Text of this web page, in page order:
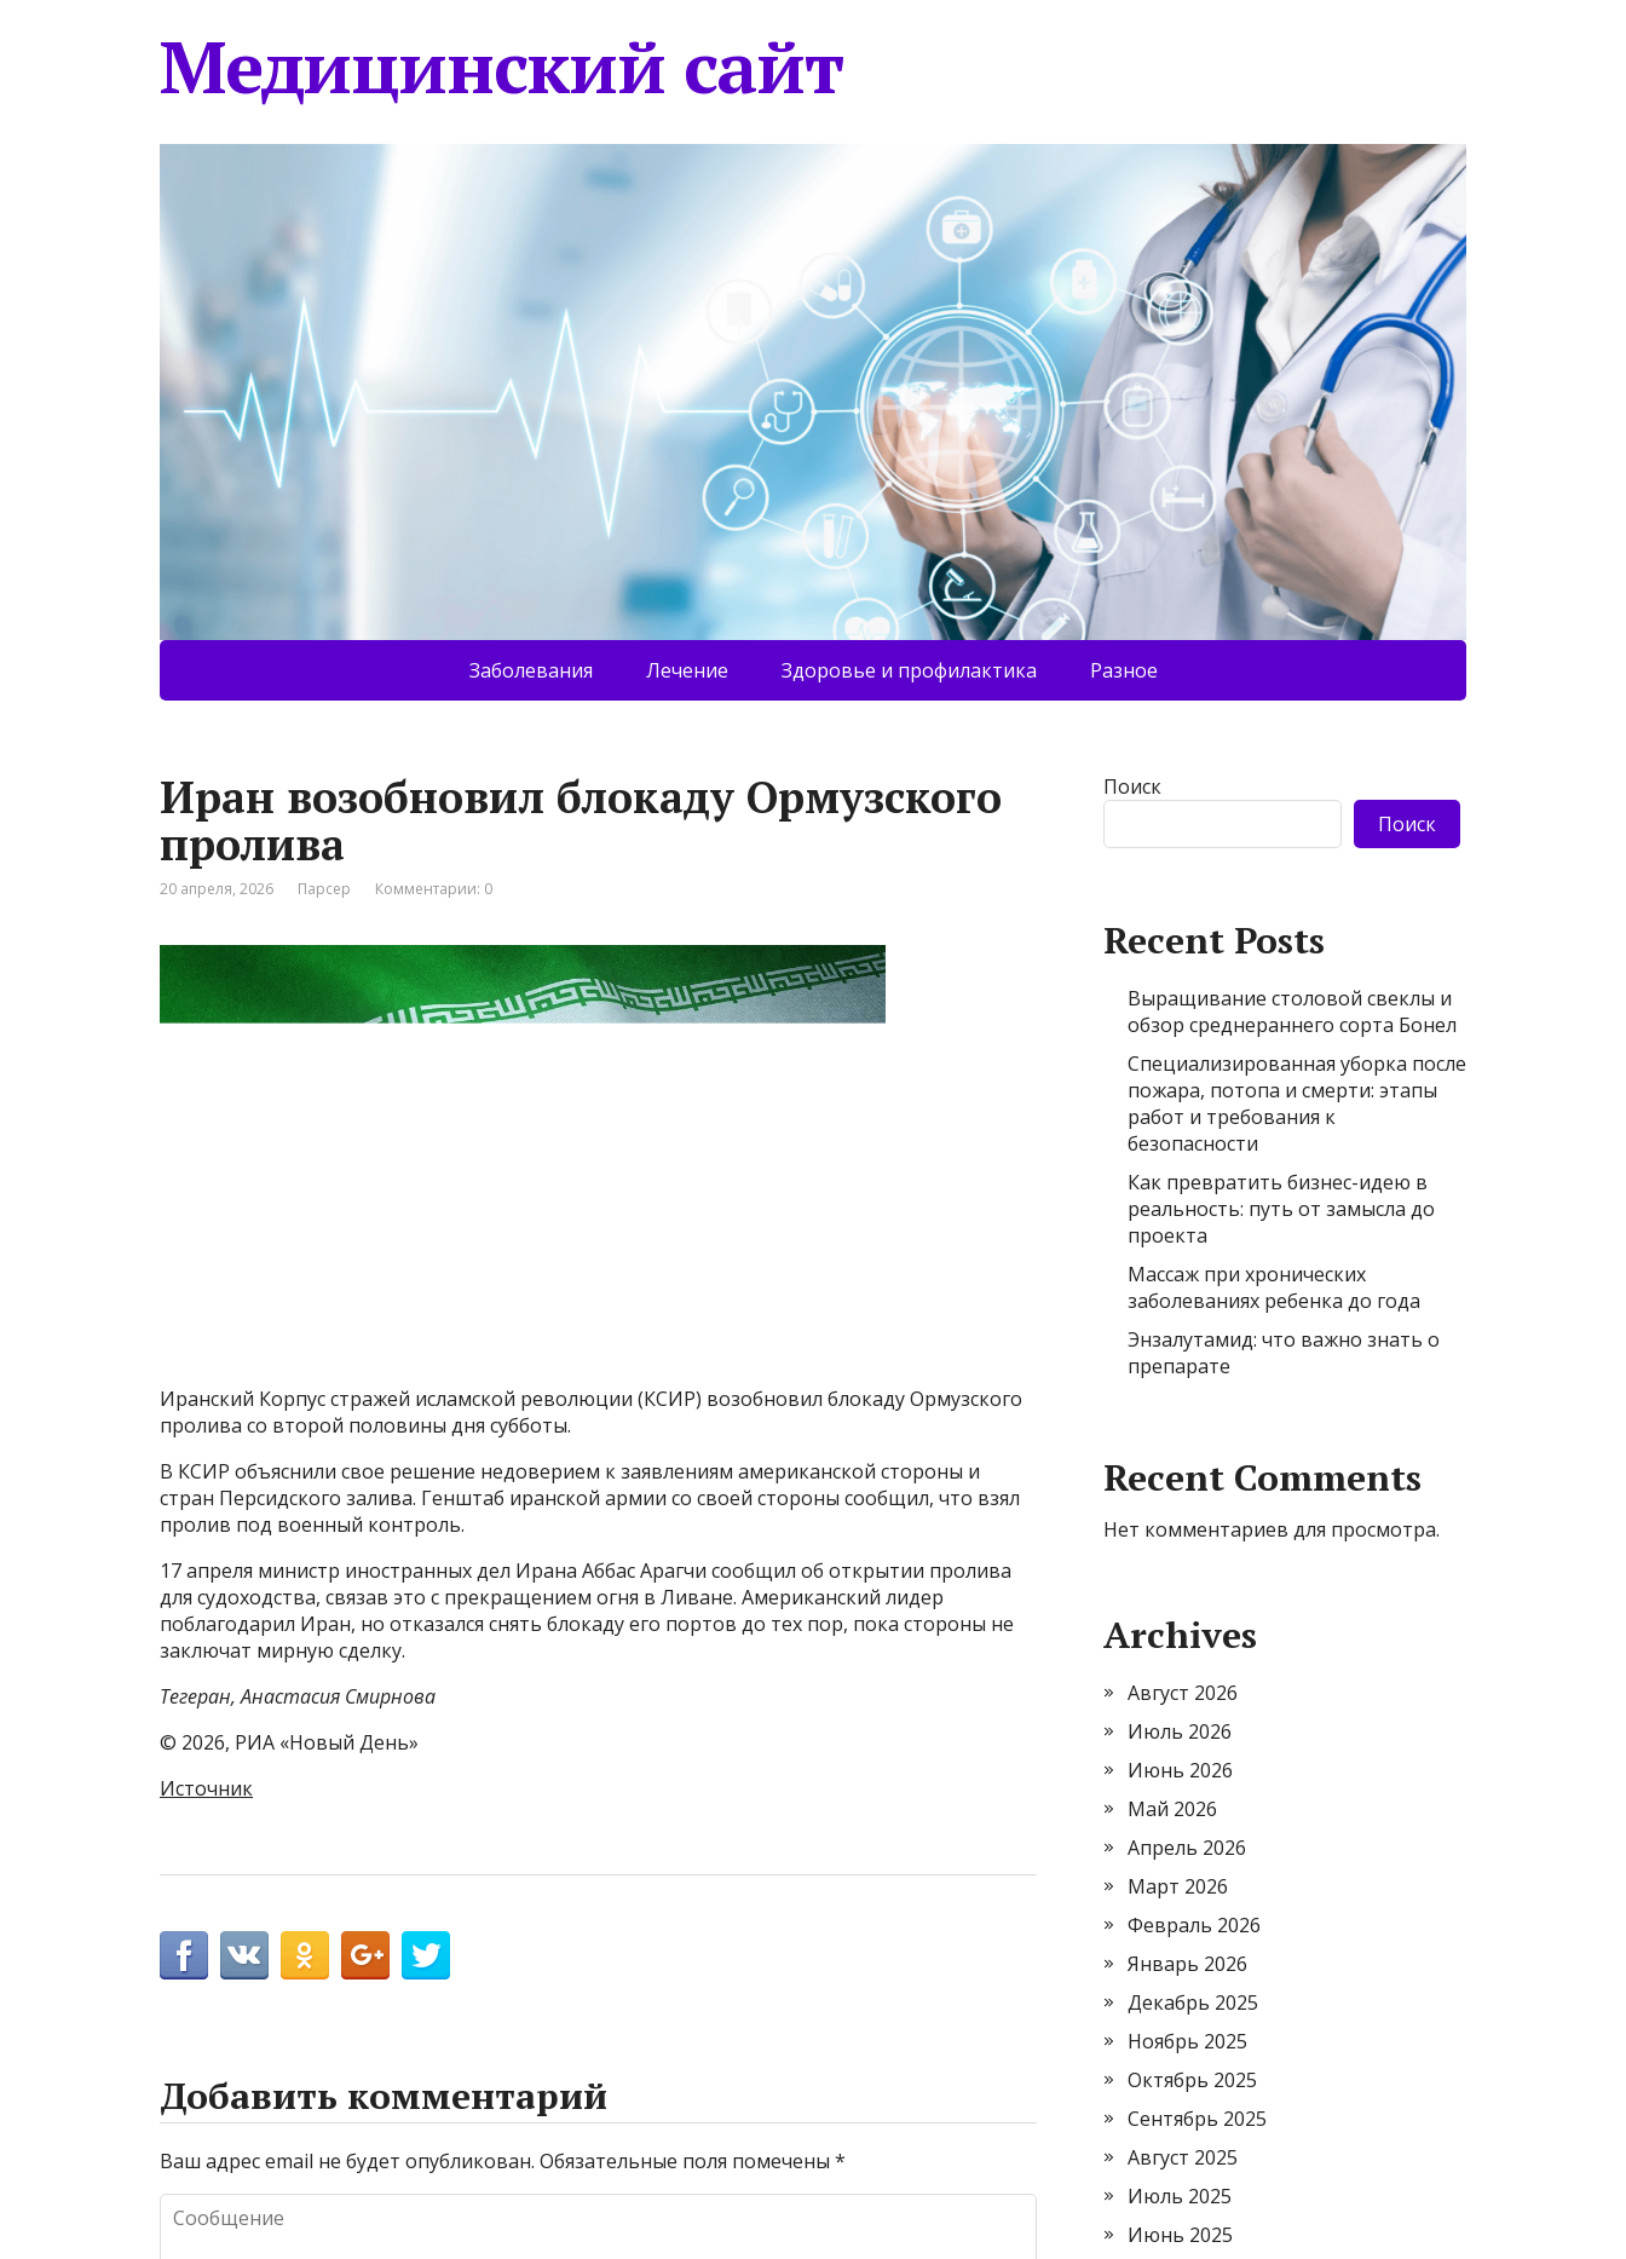
Медицинский сайт
Заболевания Лечение Здоровье и профилактика Разное
Иран возобновил блокаду Ормузского
пролива
20 апреля, 2026 Парсер Комментарии: 0
Иранский Корпус стражей исламской революции (КСИР) возобновил блокаду Ормузского
пролива со второй половины дня субботы.
В КСИР объяснили свое решение недоверием к заявлениям американской стороны и
стран Персидского залива. Генштаб иранской армии со своей стороны сообщил, что взял
пролив под военный контроль.
17 апреля министр иностранных дел Ирана Аббас Арагчи сообщил об открытии пролива
для судоходства, связав это с прекращением огня в Ливане. Американский лидер
поблагодарил Иран, но отказался снять блокаду его портов до тех пор, пока стороны не
заключат мирную сделку.
Тегеран, Анастасия Смирнова
© 2026, РИА «Новый День»
Источник
Добавить комментарий
Ваш адрес email не будет опубликован. Обязательные поля помечены *
Поиск
Поиск
Recent Posts
Выращивание столовой свеклы и
обзор среднераннего сорта Бонел
Специализированная уборка после
пожара, потопа и смерти: этапы
работ и требования к
безопасности
Как превратить бизнес-идею в
реальность: путь от замысла до
проекта
Массаж при хронических
заболеваниях ребенка до года
Энзалутамид: что важно знать о
препарате
Recent Comments
Нет комментариев для просмотра.
Archives
Август 2026
Июль 2026
Июнь 2026
Май 2026
Апрель 2026
Март 2026
Февраль 2026
Январь 2026
Декабрь 2025
Ноябрь 2025
Октябрь 2025
Сентябрь 2025
Август 2025
Июль 2025
Июнь 2025